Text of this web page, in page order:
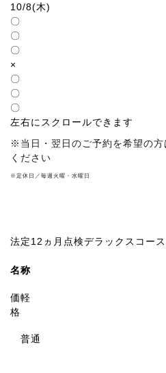
10/8(木)
〇
〇
〇
×
〇
〇
〇
左右にスクロールできます
※当日・翌日のご予約を希望の
ください
※定休日／毎週火曜・水曜日
法定12ヵ月点検デラックスコース
名称
価
格
軽
普通